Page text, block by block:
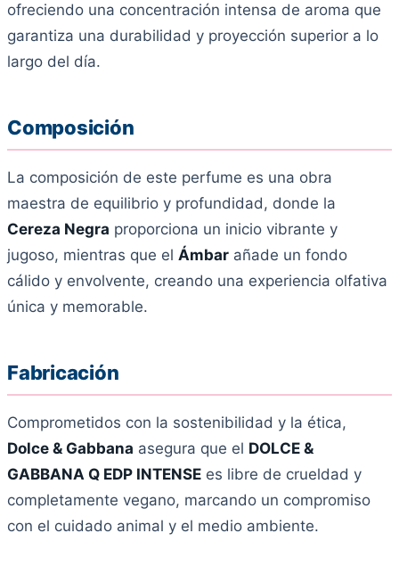
ofreciendo una concentración intensa de aroma que
garantiza una durabilidad y proyección superior a lo
largo del día.
Composición
La composición de este perfume es una obra
maestra de equilibrio y profundidad, donde la
Cereza Negra proporciona un inicio vibrante y
jugoso, mientras que el Ámbar añade un fondo
cálido y envolvente, creando una experiencia olfativa
única y memorable.
Fabricación
Comprometidos con la sostenibilidad y la ética,
Dolce & Gabbana asegura que el DOLCE &
GABBANA Q EDP INTENSE es libre de crueldad y
completamente vegano, marcando un compromiso
con el cuidado animal y el medio ambiente.